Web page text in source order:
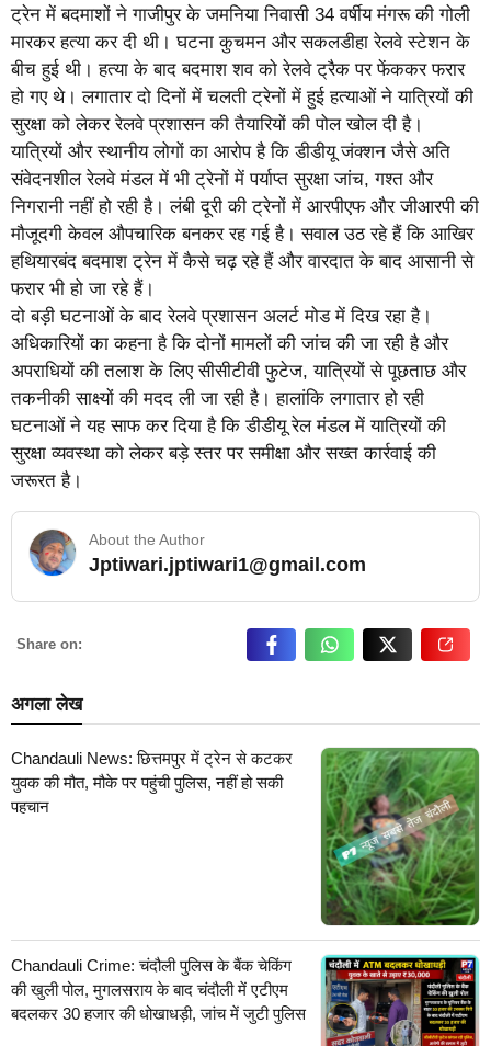
ट्रेन में बदमाशों ने गाजीपुर के जमनिया निवासी 34 वर्षीय मंगरू की गोली
मारकर हत्या कर दी थी। घटना कुचमन और सकलडीहा रेलवे स्टेशन के
बीच हुई थी। हत्या के बाद बदमाश शव को रेलवे ट्रैक पर फेंककर फरार
हो गए थे। लगातार दो दिनों में चलती ट्रेनों में हुई हत्याओं ने यात्रियों की
सुरक्षा को लेकर रेलवे प्रशासन की तैयारियों की पोल खोल दी है।
यात्रियों और स्थानीय लोगों का आरोप है कि डीडीयू जंक्शन जैसे अति
संवेदनशील रेलवे मंडल में भी ट्रेनों में पर्याप्त सुरक्षा जांच, गश्त और
निगरानी नहीं हो रही है। लंबी दूरी की ट्रेनों में आरपीएफ और जीआरपी की
मौजूदगी केवल औपचारिक बनकर रह गई है। सवाल उठ रहे हैं कि आखिर
हथियारबंद बदमाश ट्रेन में कैसे चढ़ रहे हैं और वारदात के बाद आसानी से
फरार भी हो जा रहे हैं।
दो बड़ी घटनाओं के बाद रेलवे प्रशासन अलर्ट मोड में दिख रहा है।
अधिकारियों का कहना है कि दोनों मामलों की जांच की जा रही है और
अपराधियों की तलाश के लिए सीसीटीवी फुटेज, यात्रियों से पूछताछ और
तकनीकी साक्ष्यों की मदद ली जा रही है। हालांकि लगातार हो रही
घटनाओं ने यह साफ कर दिया है कि डीडीयू रेल मंडल में यात्रियों की
सुरक्षा व्यवस्था को लेकर बड़े स्तर पर समीक्षा और सख्त कार्रवाई की
जरूरत है।
About the Author
Jptiwari.jptiwari1@gmail.com… Read More
Share on:
अगला लेख
Chandauli News: छित्तमपुर में ट्रेन से कटकर
युवक की मौत, मौके पर पहुंची पुलिस, नहीं हो सकी
पहचान
Chandauli Crime: चंदौली पुलिस के बैंक चेकिंग
की खुली पोल, मुगलसराय के बाद चंदौली में एटीएम
बदलकर 30 हजार की धोखाधड़ी, जांच में जुटी पुलिस